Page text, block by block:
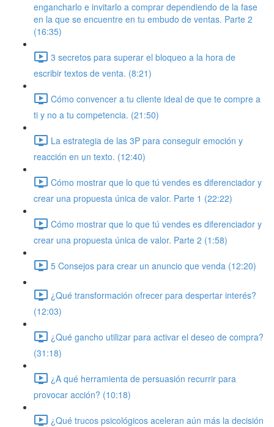
engancharlo e invitarlo a comprar dependiendo de la fase
en la que se encuentre en tu embudo de ventas. Parte 2
(16:35)
3 secretos para superar el bloqueo a la hora de
escribir textos de venta. (8:21)
Cómo convencer a tu cliente ideal de que te compre a
ti y no a tu competencia. (21:50)
La estrategia de las 3P para conseguir emoción y
reacción en un texto. (12:40)
Cómo mostrar que lo que tú vendes es diferenciador y
crear una propuesta única de valor. Parte 1 (22:22)
Cómo mostrar que lo que tú vendes es diferenciador y
crear una propuesta única de valor. Parte 2 (1:58)
5 Consejos para crear un anuncio que venda (12:20)
¿Qué transformación ofrecer para despertar interés?
(12:03)
¿Qué gancho utilizar para activar el deseo de compra?
(31:18)
¿A qué herramienta de persuasión recurrir para
provocar acción? (10:18)
¿Qué trucos psicológicos aceleran aún más la decisión